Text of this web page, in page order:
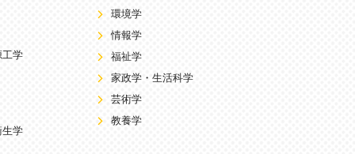
工学
生学
環境学
情報学
福祉学
家政学・生活科学
芸術学
教養学